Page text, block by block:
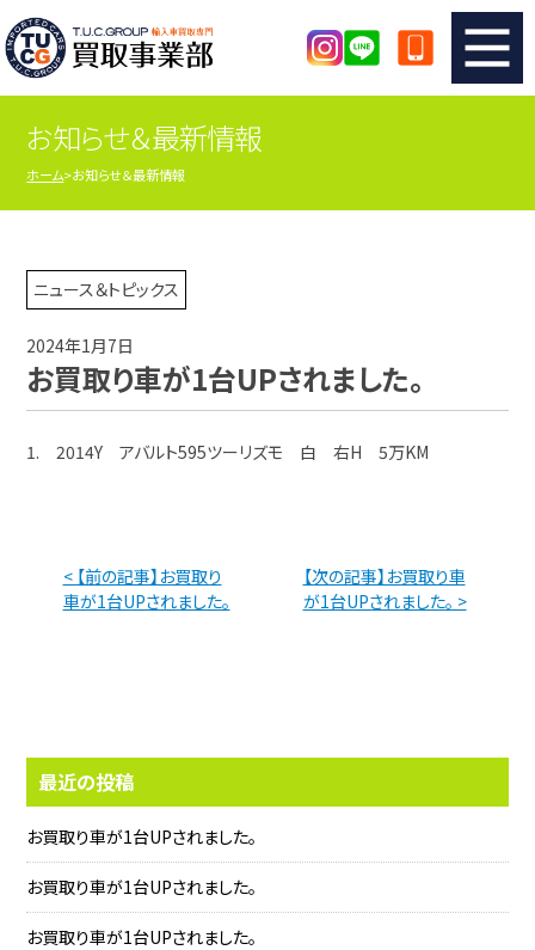
TUCのカンタン査定
査定の注意事項 メーカー別査定フォーム
TUCの買取実績
店舗紹介
お知らせ＆最新情報
ホーム お知らせ＆最新情報
ニュース＆トピックス
2024年1月7日
お買取り車が1台UPされました。
1. 2014Y アバルト595ツーリズモ 白 右H 5万KM
< 【前の記事】お買取り
車が1台UPされました。
【次の記事】お買取り車
が1台UPされました。 >
最近の投稿
お買取り車が1台UPされました。
お買取り車が1台UPされました。
お買取り車が1台UPされました。